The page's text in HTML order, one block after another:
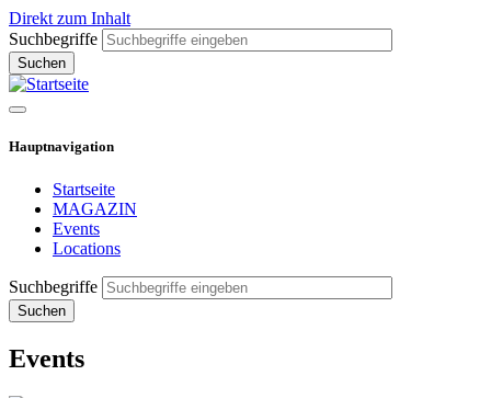
Direkt zum Inhalt
Suchbegriffe
Hauptnavigation
Startseite
MAGAZIN
Events
Locations
Suchbegriffe
Events